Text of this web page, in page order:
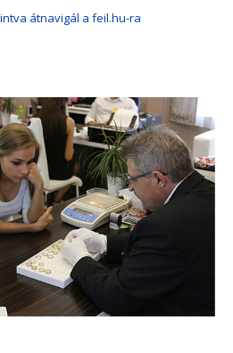
átnavigál a feil.hu-ra